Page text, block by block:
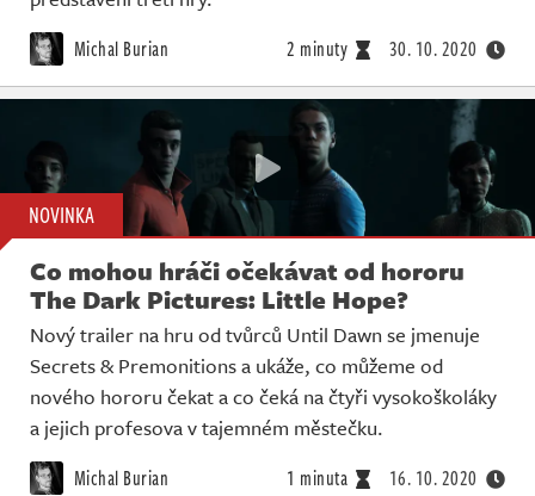
Michal Burian 2 minuty 30. 10. 2020
NOVINKA
Co mohou hráči očekávat od hororu
The Dark Pictures: Little Hope?
Nový trailer na hru od tvůrců Until Dawn se jmenuje
Secrets & Premonitions a ukáže, co můžeme od
nového hororu čekat a co čeká na čtyři vysokoškoláky
a jejich profesova v tajemném městečku.
Michal Burian 1 minuta 16. 10. 2020